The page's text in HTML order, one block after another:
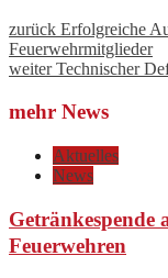
zurück Erfolgreiche
Feuerwehrmitglieder
weiterTechnischer
mehr News
Aktuelles
News
Getränkespende
Feuerwehren